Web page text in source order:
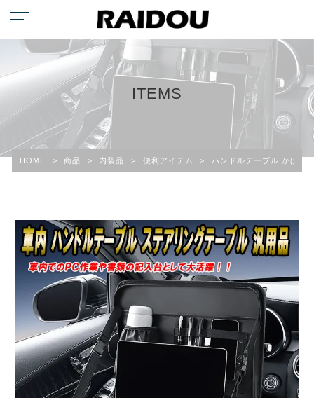
ITEMS
HOME > 商品 > 内装品 > 便利アイテム > ハンドルテーブル かばん